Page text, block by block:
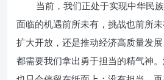
当前，我们正处于实现中华民
面临的机遇前所未有，挑战也前所未
扩大开放，还是推动经济高质量发
都需要我们拿出勇于担当的精气神